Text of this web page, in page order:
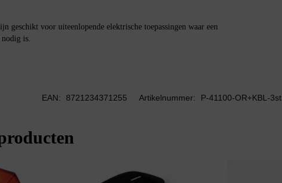
geschikt voor uiteenlopende elektrische toepassingen waar een
nodig is.
EAN: 8721234371255 Artikelnummer: P-41100-OR+KBL-3st